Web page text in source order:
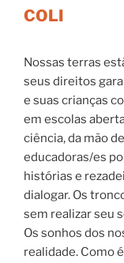
COLI
Nossas terras
seus direitos
e suas crianças
em escolas
ciência, da mão
educadoras/es
histórias e
dialogar. Os
sem realizar seu
Os sonhos dos
realidade. Como